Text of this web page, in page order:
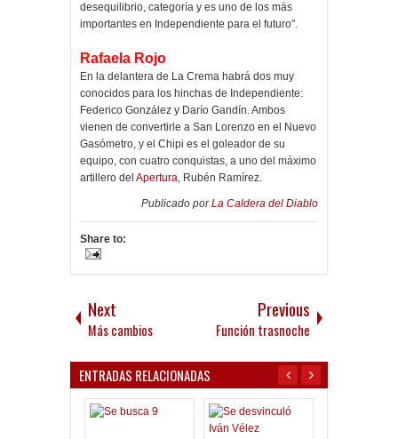
desequilibrio, categoría y es uno de los más
importantes en Independiente para el futuro".
Rafaela Rojo
En la delantera de La Crema habrá dos muy
conocidos para los hinchas de Independiente:
Federico González y Darío Gandín. Ambos
vienen de convertirle a San Lorenzo en el Nuevo
Gasómetro, y el Chipi es el goleador de su
equipo, con cuatro conquistas, a uno del máximo
artillero del Apertura, Rubén Ramírez.
Publicado porLa Caldera del Diablo
Share to:
Next
Más cambios
Previous
Función trasnoche
ENTRADAS RELACIONADAS